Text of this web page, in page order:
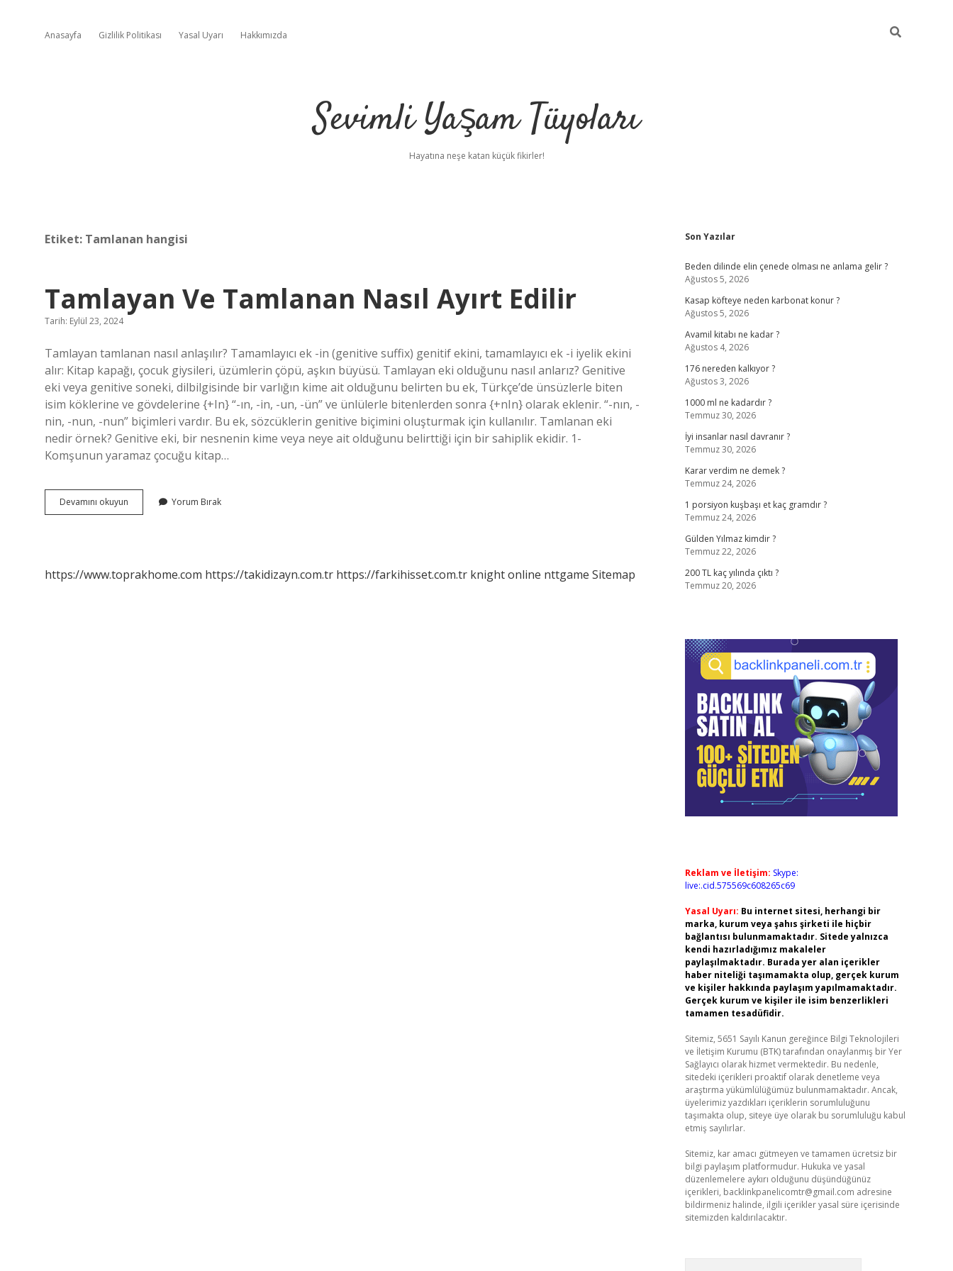
Anasayfa Gizlilik Politikası Yasal Uyarı Hakkımızda
Sevimli Yaşam Tüyoları
Hayatına neşe katan küçük fikirler!
Etiket: Tamlanan hangisi
Tamlayan Ve Tamlanan Nasıl Ayırt Edilir
Tarih: Eylül 23, 2024
Tamlayan tamlanan nasıl anlaşılır? Tamamlayıcı ek -in (genitive suffix) genitif ekini, tamamlayıcı ek -i iyelik ekini
alır: Kitap kapağı, çocuk giysileri, üzümlerin çöpü, aşkın büyüsü. Tamlayan eki olduğunu nasıl anlarız? Genitive
eki veya genitive soneki, dilbilgisinde bir varlığın kime ait olduğunu belirten bu ek, Türkçe’de ünsüzlerle biten
isim köklerine ve gövdelerine {+In} “-ın, -in, -un, -ün” ve ünlülerle bitenlerden sonra {+nIn} olarak eklenir. “-nın, -
nin, -nun, -nun” biçimleri vardır. Bu ek, sözcüklerin genitive biçimini oluşturmak için kullanılır. Tamlanan eki
nedir örnek? Genitive eki, bir nesnenin kime veya neye ait olduğunu belirttiği için bir sahiplik ekidir. 1-
Komşunun yaramaz çocuğu kitap…
Devamını okuyun Tamlayan
Ve
Yorum Bırak
https://www.toprakhome.com https://takidizayn.com.tr https://farkihisset.com.tr knight online nttgame Sitemap
Sidebar
Son Yazılar
Beden dilinde elin çenede olması ne anlama gelir ?
Ağustos 5, 2026
Kasap köfteye neden karbonat konur ?
Ağustos 5, 2026
Avamil kitabı ne kadar ?
Ağustos 4, 2026
176 nereden kalkıyor ?
Ağustos 3, 2026
1000 ml ne kadardır ?
Temmuz 30, 2026
İyi insanlar nasıl davranır ?
Temmuz 30, 2026
Karar verdim ne demek ?
Temmuz 24, 2026
1 porsiyon kuşbaşı et kaç gramdır ?
Temmuz 24, 2026
Gülden Yılmaz kimdir ?
Temmuz 22, 2026
200 TL kaç yılında çıktı ?
Temmuz 20, 2026
Reklam ve İletişim: Skype:
live:.cid.575569c608265c69
Yasal Uyarı: Bu internet sitesi, herhangi bir
marka, kurum veya şahıs şirketi ile hiçbir
bağlantısı bulunmamaktadır. Sitede yalnızca
kendi hazırladığımız makaleler
paylaşılmaktadır. Burada yer alan içerikler
haber niteliği taşımamakta olup, gerçek kurum
ve kişiler hakkında paylaşım yapılmamaktadır.
Gerçek kurum ve kişiler ile isim benzerlikleri
tamamen tesadüfidir.
Sitemiz, 5651 Sayılı Kanun gereğince Bilgi Teknolojileri
ve İletişim Kurumu (BTK) tarafından onaylanmış bir Yer
Sağlayıcı olarak hizmet vermektedir. Bu nedenle,
sitedeki içerikleri proaktif olarak denetleme veya
araştırma yükümlülüğümüz bulunmamaktadır. Ancak,
üyelerimiz yazdıkları içeriklerin sorumluluğunu
taşımakta olup, siteye üye olarak bu sorumluluğu kabul
etmiş sayılırlar.
Sitemiz, kar amacı gütmeyen ve tamamen ücretsiz bir
bilgi paylaşım platformudur. Hukuka ve yasal
düzenlemelere aykırı olduğunu düşündüğünüz
içerikleri, backlinkpanelicomtr@gmail.com adresine
bildirmeniz halinde, ilgili içerikler yasal süre içerisinde
sitemizden kaldırılacaktır.